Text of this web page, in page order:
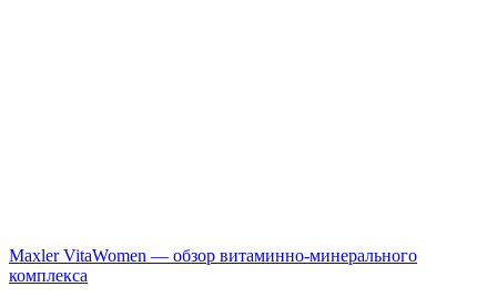
Maxler VitaWomen — обзор витаминно-минерального
комплекса